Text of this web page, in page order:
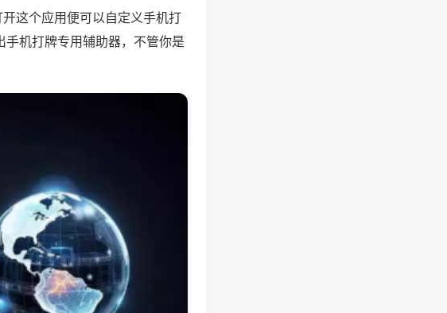
这个应用便可以自定义手机打
机打牌专用辅助器，不管你是